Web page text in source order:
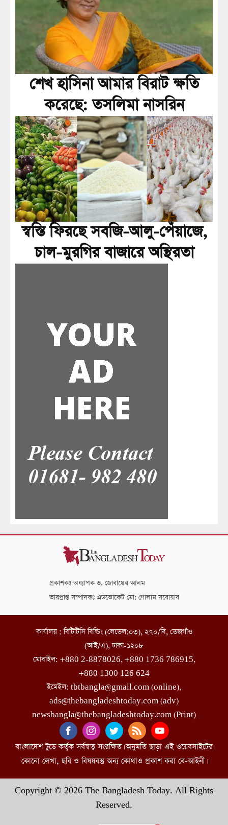
শেখ হাসিনা আমার বিরাট ক্ষতি
করেছে: তসলিমা নাসরিন
স্বস্তি ফিরছে সবজি-আলু-পেঁয়াজে,
চাল-মুরগির বাজারে অস্থিরতা
প্রকাশকঃ অধ্যাপক ড. জোবায়ের আলম
ভারপ্রাপ্ত সম্পাদকঃ এডভোকেট মো: গোলাম সরোয়ার
কার্যালয় : বিটিটিসি বিল্ডিং (লেভেল:০৩), ২৭০/বি, তেজগাঁও
(আই/এ), ঢাকা-১২০৮
মোবাইল: +880 2-8878026, +880 1736 786915,
+880 1300 126 624
ইমেইল: tbtbangla@gmail.com (online),
ads@thebangladeshtoday.com (adv)
newsbangla@thebangladeshtoday.com (Print)
বাংলাদেশ টুডে কর্তৃক সর্বস্বত্ব সংরক্ষিত। অনুমতি ছাড়া এই ওয়েবসাইটের
কোনো লেখা, ছবি ও বিষয়বস্তু অন্য কোথাও প্রকাশ করা বে-আইনী।
Copyright © 2026 The Bangladesh Today. All Rights
Reserved.